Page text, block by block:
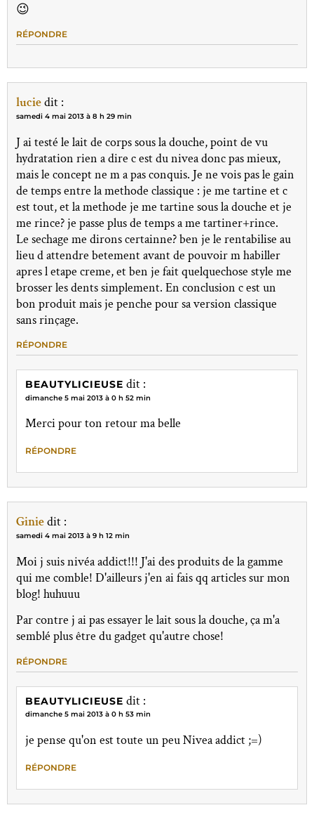
😉
RÉPONDRE
luciedit :
samedi 4 mai 2013 à 8 h 29 min
J ai testé le lait de corps sous la douche, point de vu
hydratation rien a dire c est du nivea donc pas mieux,
mais le concept ne m a pas conquis. Je ne vois pas le gain
de temps entre la methode classique : je me tartine et c
est tout, et la methode je me tartine sous la douche et je
me rince? je passe plus de temps a me tartiner+rince.
Le sechage me dirons certainne? ben je le rentabilise au
lieu d attendre betement avant de pouvoir m habiller
apres l etape creme, et ben je fait quelquechose style me
brosser les dents simplement. En conclusion c est un
bon produit mais je penche pour sa version classique
sans rinçage.
RÉPONDRE
BEAUTYLICIEUSE dit :
dimanche 5 mai 2013 à 0 h 52 min
Merci pour ton retour ma belle
RÉPONDRE
Giniedit :
samedi 4 mai 2013 à 9 h 12 min
Moi j suis nivéa addict!!! J'ai des produits de la gamme
qui me comble! D'ailleurs j'en ai fais qq articles sur mon
blog! huhuuu
Par contre j ai pas essayer le lait sous la douche, ça m'a
semblé plus être du gadget qu'autre chose!
RÉPONDRE
BEAUTYLICIEUSE dit :
dimanche 5 mai 2013 à 0 h 53 min
je pense qu'on est toute un peu Nivea addict ;=)
RÉPONDRE